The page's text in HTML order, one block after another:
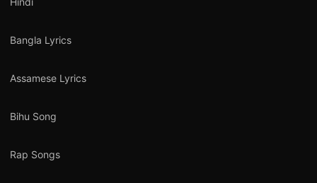
Bangla Lyrics
Assamese Lyrics
Bihu Song
Rap Songs